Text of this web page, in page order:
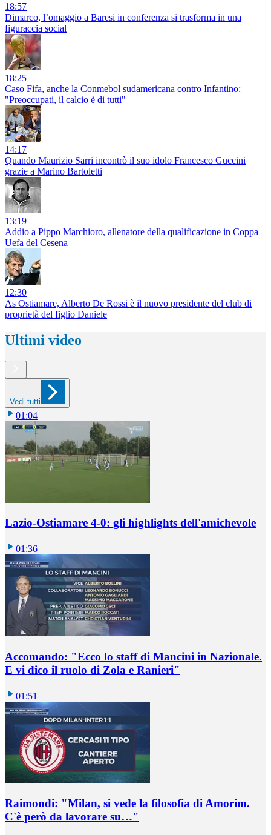
18:57
Dimarco, l’omaggio a Baresi in conferenza si trasforma in una
figuraccia social
18:25
Caso Fifa, anche la Conmebol sudamericana contro Infantino:
"Preoccupati, il calcio è di tutti"
14:17
Quando Maurizio Sarri incontrò il suo idolo Francesco Guccini
grazie a Marino Bartoletti
13:19
Addio a Pippo Marchioro, allenatore della qualificazione in Coppa
Uefa del Cesena
12:30
As Ostiamare, Alberto De Rossi è il nuovo presidente del club di
proprietà del figlio Daniele
Ultimi video
Vedi tutti
01:04
Lazio-Ostiamare 4-0: gli highlights dell'amichevole
01:36
Accomando: "Ecco lo staff di Mancini in Nazionale.
E vi dico il ruolo di Zola e Ranieri"
01:51
Raimondi: "Milan, si vede la filosofia di Amorim.
C'è però da lavorare su…"